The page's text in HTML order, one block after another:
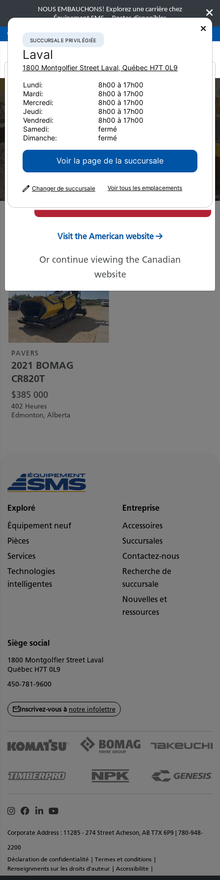
NOUS EMBAUCHONS! Explorez une carrière chez
Équipement SMS. Postes disponibles
Succursale privilégiéeLaval 450-781-9600
Équipement usagé
Pavers
Filtres
PAVERS
2021 BOMAG
CR820T
$385 000
402 Heures
Edmonton, Alberta
Exploré
Équipement neuf
Pièces
Services
Technologies
intelligentes
Entreprise
Accessoires
Succursales
Contactez-nous
Recherche de
succursale
Nouvelles et
ressources
Siège social
1800 Montgolfier Street Laval
Québec H7T 0L9
450-781-9600
Inscrivez-vous à notre infolettre
Corporate Address : 11285 - 274 Street Acheson, AB T7X 6P9 | 780-948-
2200
Déclaration de confidentialité
Termes et conditions
Renseignments sur les droits d'auteur
Accessibilite
Instagram
Facebook
LinkedinYoutube
It looks like you are
from America
Visit the American website
Or continue viewing the Canadian
website
SUCCURSALE PRIVILÉGIÉE
Laval
1800 Montgolfier Street Laval, Québec H7T 0L9
Lundi:
8h00 à 17h00
Mardi:
8h00 à 17h00
Mercredi:
8h00 à 17h00
Jeudi:
8h00 à 17h00
Vendredi:
8h00 à 17h00
Samedi:
fermé
Dimanche:
fermé
Voir la page de la succursale
Changer de succursale Voir tous les emplacements